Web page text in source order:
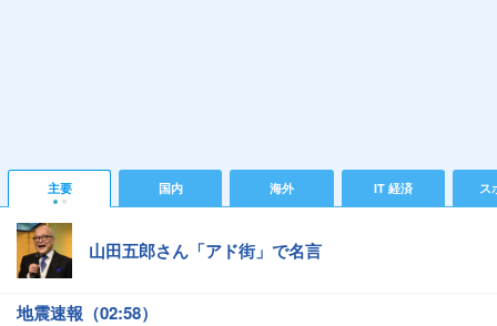
主要 国内 海外 IT 経済 ス
山田五郎さん「アド街」で名言
地震速報（02:58）